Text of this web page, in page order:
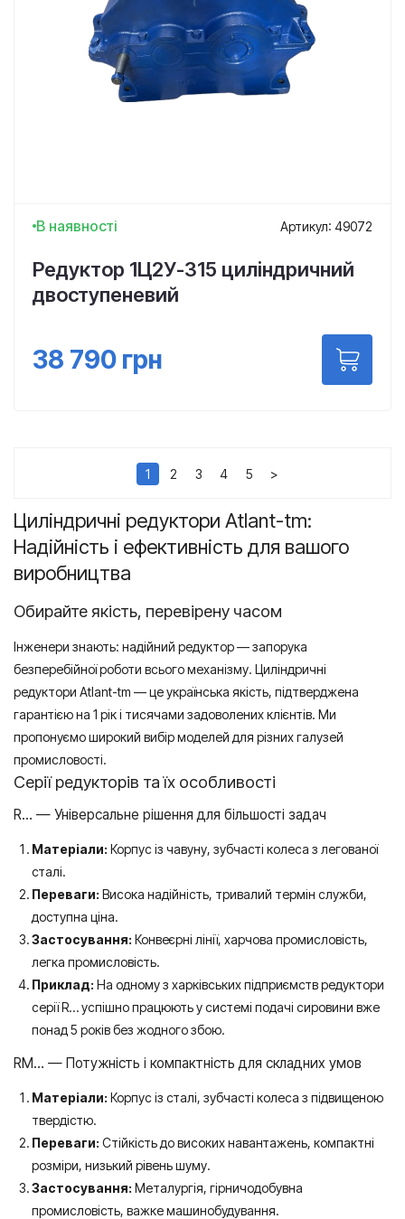
В наявності Артикул: 49072
Редуктор 1Ц2У-315 циліндричний
двоступеневий
38 790 грн
1 2 3 4 5 >
Циліндричні редуктори Atlant-tm:
Надійність і ефективність для вашого
виробництва
Обирайте якість, перевірену часом
Інженери знають: надійний редуктор — запорука
безперебійної роботи всього механізму. Циліндричні
редуктори Atlant-tm — це українська якість, підтверджена
гарантією на 1 рік і тисячами задоволених клієнтів. Ми
пропонуємо широкий вибір моделей для різних галузей
промисловості.
Серії редукторів та їх особливості
R… — Універсальне рішення для більшості задач
Матеріали: Корпус із чавуну, зубчасті колеса з легованої
сталі.
Переваги: Висока надійність, тривалий термін служби,
доступна ціна.
Застосування: Конвеєрні лінії, харчова промисловість,
легка промисловість.
Приклад: На одному з харківських підприємств редуктори
серії R… успішно працюють у системі подачі сировини вже
понад 5 років без жодного збою.
RM… — Потужність і компактність для складних умов
Матеріали: Корпус із сталі, зубчасті колеса з підвищеною
твердістю.
Переваги: Стійкість до високих навантажень, компактні
розміри, низький рівень шуму.
Застосування: Металургія, гірничодобувна
промисловість, важке машинобудування.